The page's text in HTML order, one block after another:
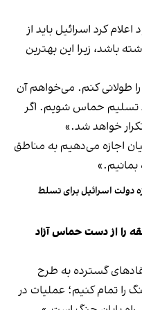
کرد اسرائیل باید از
باشد، زیرا این بهترین
طولانی کنم. می‌خواهم آن
تسلیم حماس شویم. اگر
خواهد شد.»
اجازه می‌دهیم به مناطق
دولت اسرائیل برای تسلط
را از دست حماس آزاد
گسترده‌ به طرح
تمام کنیم؛ عملیات در